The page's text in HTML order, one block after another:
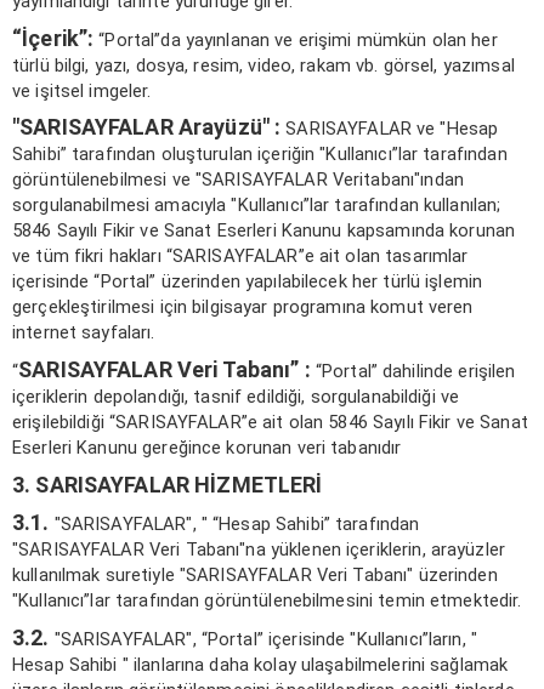
“İçerik”:“Portal”da yayınlanan ve erişimi mümkün olan her
türlü bilgi, yazı, dosya, resim, video, rakam vb. görsel, yazımsal
ve işitsel imgeler.
"SARISAYFALARArayüzü" : SARISAYFALAR ve "Hesap
Sahibi” tarafından oluşturulan içeriğin "Kullanıcı”lar tarafından
görüntülenebilmesi ve "SARISAYFALAR Veritabanı"ından
sorgulanabilmesi amacıyla "Kullanıcı”lar tarafından kullanılan;
5846 Sayılı Fikir ve Sanat Eserleri Kanunu kapsamında korunan
ve tüm fikri hakları “SARISAYFALAR”e ait olan tasarımlar
içerisinde “Portal” üzerinden yapılabilecek her türlü işlemin
gerçekleştirilmesi için bilgisayar programına komut veren
internet sayfaları.
“SARISAYFALARVeri Tabanı” : “Portal” dahilinde erişilen
içeriklerin depolandığı, tasnif edildiği, sorgulanabildiği ve
erişilebildiği “SARISAYFALAR”e ait olan 5846 Sayılı Fikir ve Sanat
Eserleri Kanunu gereğince korunan veri tabanıdır
3. SARISAYFALAR HİZMETLERİ
3.1. "SARISAYFALAR", " “Hesap Sahibi” tarafından
"SARISAYFALAR Veri Tabanı"na yüklenen içeriklerin, arayüzler
kullanılmak suretiyle "SARISAYFALAR Veri Tabanı" üzerinden
"Kullanıcı”lar tarafından görüntülenebilmesini temin etmektedir.
3.2. "SARISAYFALAR", “Portal” içerisinde "Kullanıcı”ların, "
Hesap Sahibi " ilanlarına daha kolay ulaşabilmelerini sağlamak